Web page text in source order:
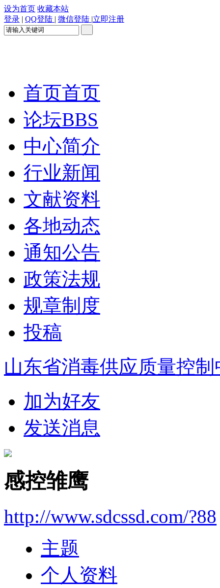
设为首页 收藏本站
登录 | QQ登陆 | 微信登陆 |立即注册
首页首页
论坛BBS
中心简介
行业新闻
文献资料
各地动态
通知公告
政策法规
规章制度
投稿
山东省消毒供应质量控制
加为好友
发送消息
感控雏鹰
http://www.sdcssd.com/?88
主题
个人资料